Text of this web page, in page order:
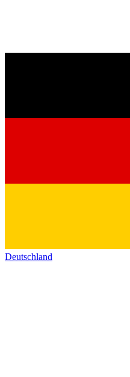
Deutschland